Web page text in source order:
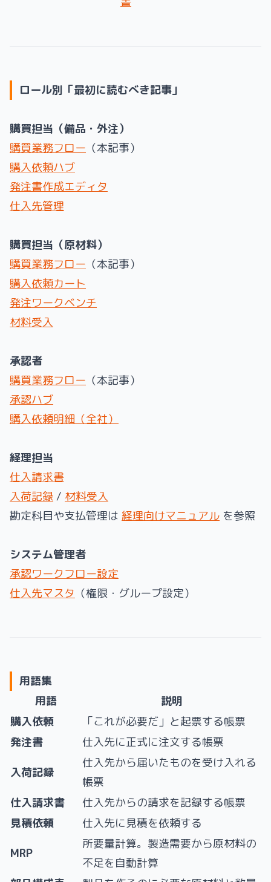
ロール別「最初に読むべき記事」
購買担当（備品・外注）
購買業務フロー （本記事）
購入依頼ハブ
発注書作成エディタ
仕入先管理
購買担当（原材料）
購買業務フロー （本記事）
購入依頼カート
発注ワークベンチ
材料受入
承認者
購買業務フロー （本記事）
承認ハブ
購入依頼明細（全社）
経理担当
仕入請求書
入荷記録 / 材料受入
勘定科目や支払管理は 経理向けマニュアル を参照
システム管理者
承認ワークフロー設定
仕入先マスタ （権限・グループ設定）
用語集
用語
説明
購入依頼
「これが必要だ」と起票する帳票
発注書
仕入先に正式に注文する帳票
入荷記録
仕入先から届いたものを受け入れる
帳票
仕入請求書
仕入先からの請求を記録する帳票
見積依頼
仕入先に見積を依頼する
MRP
所要量計算。製造需要から原材料の
不足を自動計算